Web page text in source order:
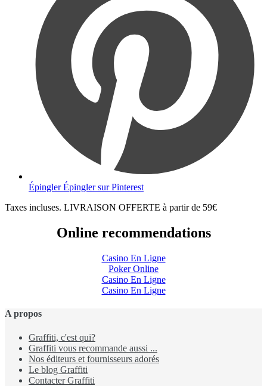
Épingler Épingler sur Pinterest
Taxes incluses. LIVRAISON OFFERTE à partir de 59€
Online recommendations
Casino En Ligne
Poker Online
Casino En Ligne
Casino En Ligne
A propos
Graffiti, c'est qui?
Graffiti vous recommande aussi ...
Nos éditeurs et fournisseurs adorés
Le blog Graffiti
Contacter Graffiti